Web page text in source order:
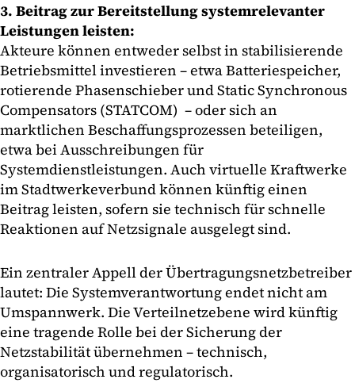
3. Beitrag zur Bereitstellung systemrelevanter
Leistungen leisten:
Akteure können entweder selbst in stabilisierende
Betriebsmittel investieren – etwa Batteriespeicher,
rotierende Phasenschieber und Static Synchronous
Compensators (STATCOM) – oder sich an
marktlichen Beschaffungsprozessen beteiligen,
etwa bei Ausschreibungen für
Systemdienstleistungen. Auch virtuelle Kraftwerke
im Stadtwerkeverbund können künftig einen
Beitrag leisten, sofern sie technisch für schnelle
Reaktionen auf Netzsignale ausgelegt sind.
Ein zentraler Appell der Übertragungsnetzbetreiber
lautet: Die Systemverantwortung endet nicht am
Umspannwerk. Die Verteilnetzebene wird künftig
eine tragende Rolle bei der Sicherung der
Netzstabilität übernehmen – technisch,
organisatorisch und regulatorisch.